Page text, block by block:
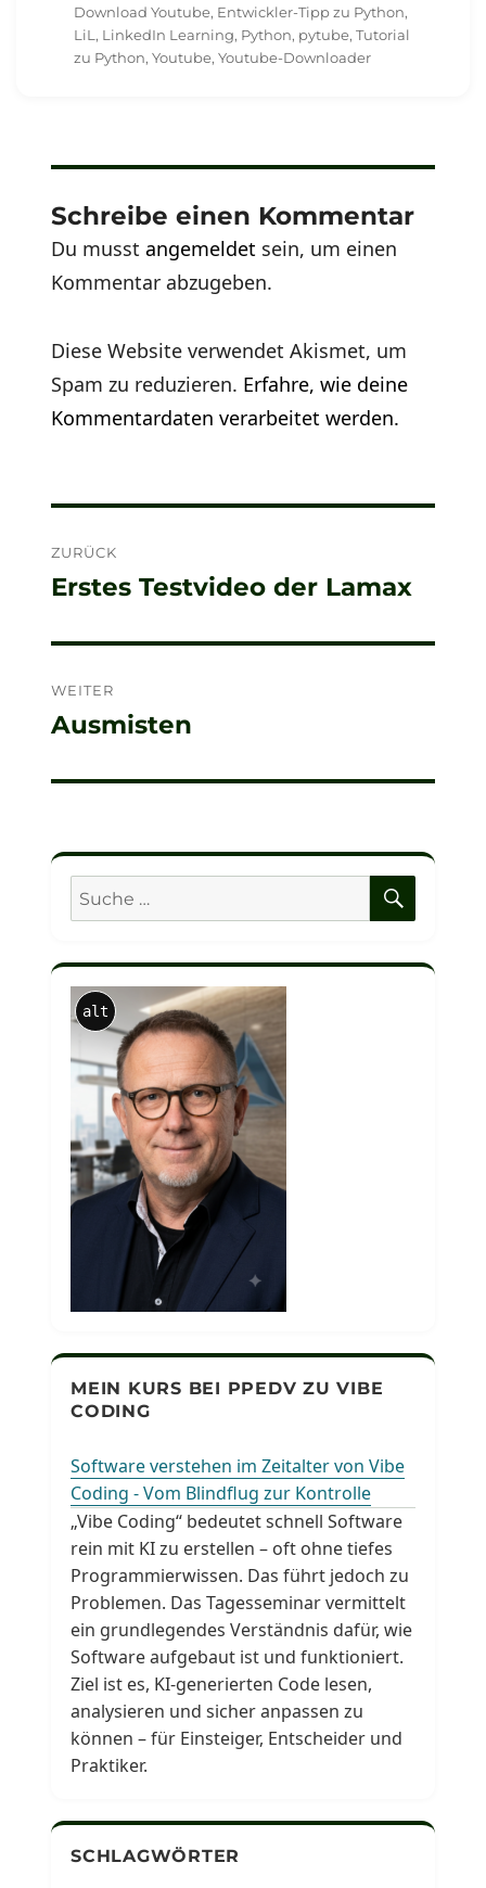
am
Download Youtube, Entwickler-Tipp zu Python,
LiL, LinkedIn Learning, Python, pytube,Tutorial
zu Python,Youtube,Youtube-Downloader
Schreibe einen Kommentar
Du musstangemeldet sein, um einen
Kommentar abzugeben.
Diese Website verwendet Akismet, um
Spam zu reduzieren. Erfahre, wie deine
Kommentardaten verarbeitet werden.
ZURÜCK
Vorheriger
Erstes Testvideo der Lamax
WEITER
Nächster
Ausmisten
Suche
nach:
alt
MEIN KURS BEI PPEDV ZU VIBE
CODING
Software verstehen im Zeitalter von Vibe
Coding - Vom Blindflug zur Kontrolle
„Vibe Coding“ bedeutet schnell Software
rein mit KI zu erstellen – oft ohne tiefes
Programmierwissen. Das führt jedoch zu
Problemen. Das Tagesseminar vermittelt
ein grundlegendes Verständnis dafür, wie
Software aufgebaut ist und funktioniert.
Ziel ist es, KI-generierten Code lesen,
analysieren und sicher anpassen zu
können – für Einsteiger, Entscheider und
Praktiker.
SCHLAGWÖRTER